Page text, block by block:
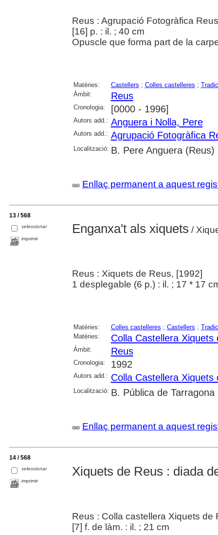
Reus : Agrupació Fotogràfica
[16] p. : il. ; 40 cm
Opuscle que forma part de la
Matèries: Castellers ; Colles castelleres ;
Àmbit:
Reus
Cronologia: [0000 - 1996]
Autors add.: Anguera i Nolla, Pere
Autors add.: Agrupació Fotogràfica
Localització: B. Pere Anguera (Reus)
Enllaç permanent a aquest
13 / 568
seleccionar
imprimir
Enganxa't als xiquets /
Reus : Xiquets de Reus, [1992]
1 desplegable (6 p.) : il. ; 17 * 17
Matèries: Colles castelleres ; Castellers ;
Matèries:
Colla Castellera Xiquets
Àmbit: Reus
Cronologia: 1992
Autors add.: Colla Castellera Xiquets
Localització: B. Pública de Tarragona
Enllaç permanent a aquest
14 / 568
seleccionar
imprimir
Xiquets de Reus : diada
Reus : Colla castellera Xiquets de
[7] f. de làm. : il. ; 21 cm